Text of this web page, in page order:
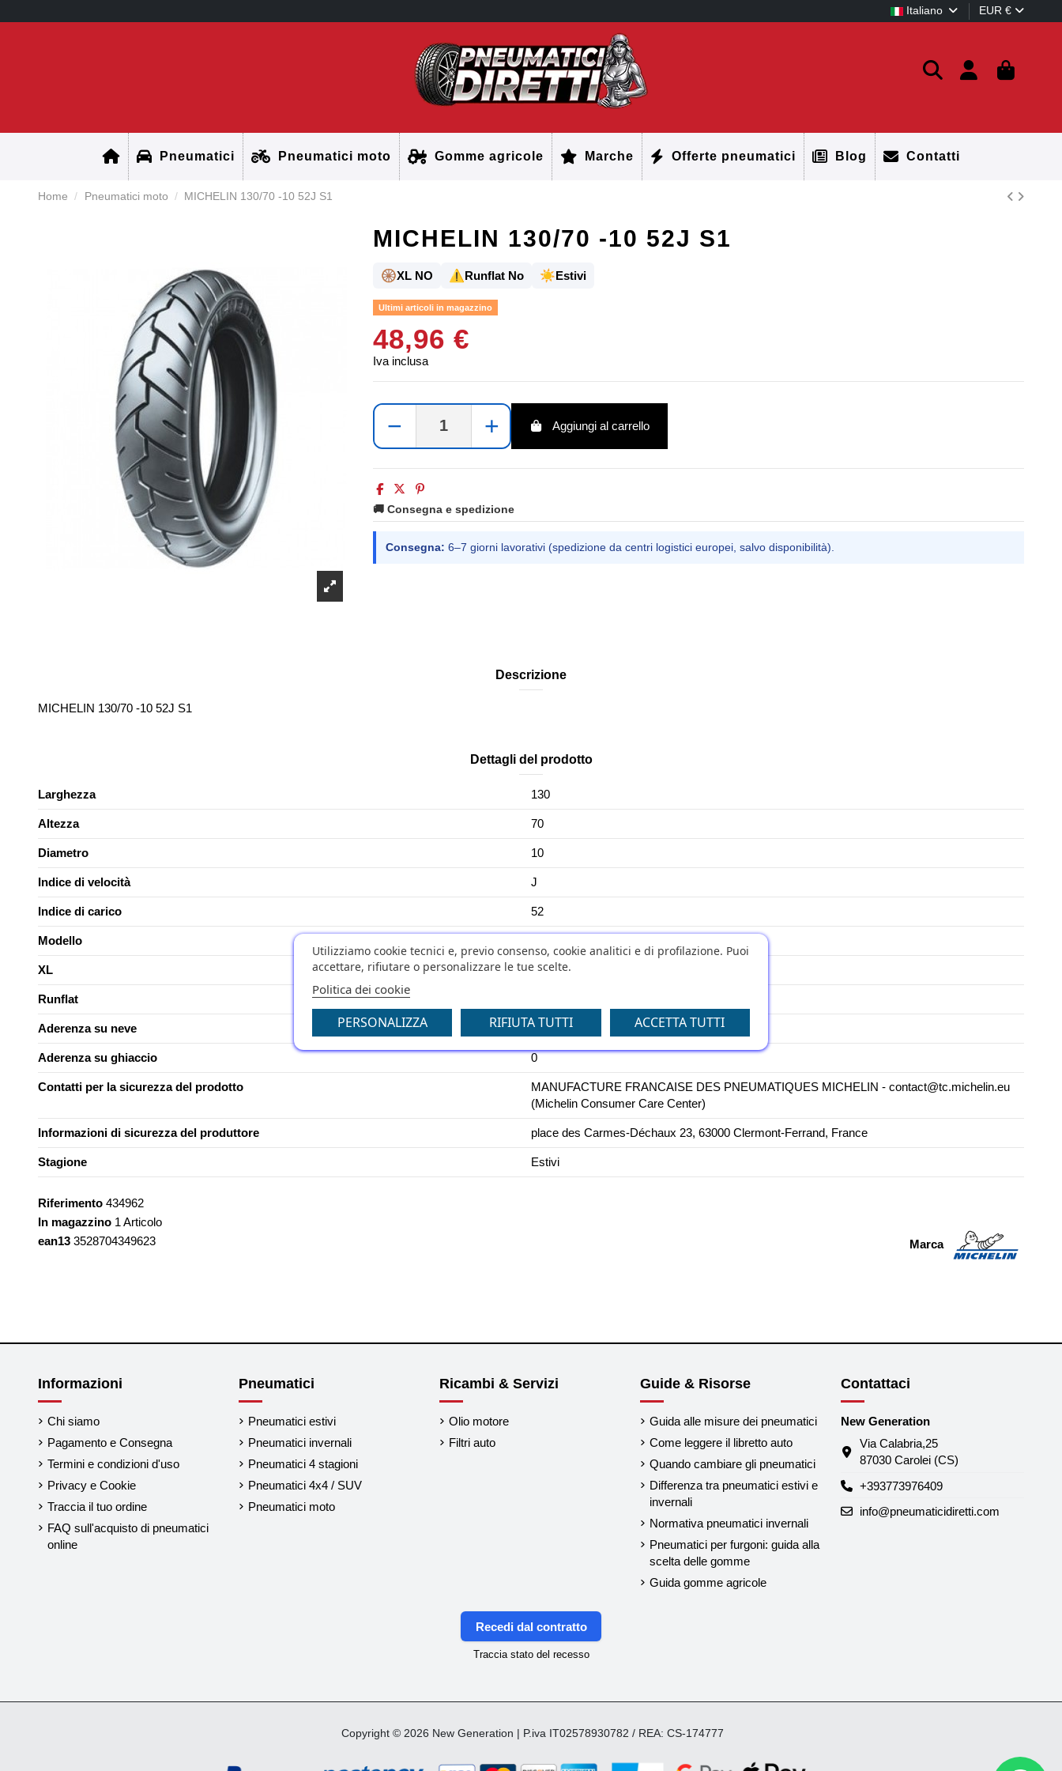
Italiano EUR €
Pneumatici Pneumatici moto Gomme agricole Marche Offerte pneumatici Blog Contatti
Home Pneumatici moto MICHELIN 130/70 -10 52J S1
MICHELIN 130/70 -10 52J S1
🛞XL NO ⚠️Runflat No ☀️Estivi
Ultimi articoli in magazzino
48,96 €
Iva inclusa
− + Aggiungi al carrello
🚚 Consegna e spedizione
Consegna: 6–7 giorni lavorativi (spedizione da centri logistici europei, salvo disponibilità).
Descrizione
MICHELIN 130/70 -10 52J S1
Dettagli del prodotto
Larghezza 130
Altezza 70
Diametro 10
Indice di velocità J
Indice di carico 52
Modello
XL NO
Runflat
Aderenza su neve 0
Aderenza su ghiaccio 0
Contatti per la sicurezza del prodotto
MANUFACTURE FRANCAISE DES PNEUMATIQUES MICHELIN - contact@tc.michelin.eu
(Michelin Consumer Care Center)
Informazioni di sicurezza del produttore place des Carmes-Déchaux 23, 63000 Clermont-Ferrand, France
Stagione Estivi
Marca
Riferimento 434962
In magazzino 1 Articolo
ean13 3528704349623
Informazioni
Chi siamo
Pagamento e Consegna
Termini e condizioni d'uso
Privacy e Cookie
Traccia il tuo ordine
FAQ sull'acquisto di pneumatici
online
Pneumatici
Pneumatici estivi
Pneumatici invernali
Pneumatici 4 stagioni
Pneumatici 4x4 / SUV
Pneumatici moto
Ricambi & Servizi
Olio motore
Filtri auto
Guide & Risorse
Guida alle misure dei pneumatici
Come leggere il libretto auto
Quando cambiare gli pneumatici
Differenza tra pneumatici estivi e
invernali
Normativa pneumatici invernali
Pneumatici per furgoni: guida alla
scelta delle gomme
Guida gomme agricole
Contattaci
New Generation
Via Calabria,25
87030 Carolei (CS)
+393773976409
info@pneumaticidiretti.com
Utilizziamo cookie tecnici e, previo consenso, cookie analitici e di profilazione. Puoi
accettare, rifiutare o personalizzare le tue scelte.
Politica dei cookie
PERSONALIZZA RIFIUTA TUTTI ACCETTA TUTTI
Recedi dal contratto
Traccia stato del recesso
Copyright © 2026 New Generation | P.iva IT02578930782 / REA: CS-174777